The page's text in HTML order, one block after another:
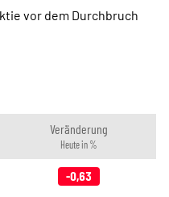
vor dem Durchbruch
Veränderung
Heute in %
-0,63